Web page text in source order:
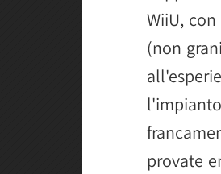
WiiU,
(non
provate